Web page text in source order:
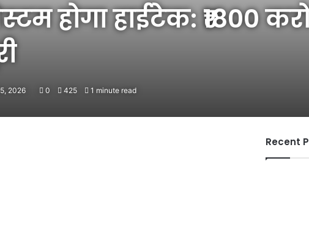
होगा हाईटेक: ₹1800
2026 0 425 1 minute read
Recent